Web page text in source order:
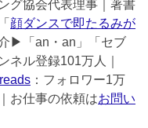
グ協会代表理事｜著書
顔ダンスで即たるみが
▶︎「an・an」「セブ
ネル登録101万人｜
：フォロワー1万
｜お仕事の依頼はお問い